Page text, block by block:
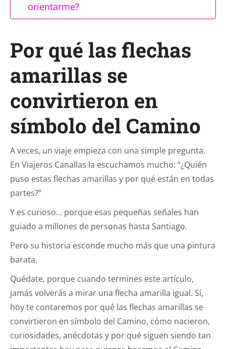
orientarme?
Por qué las flechas
amarillas se
convirtieron en
símbolo del Camino
A veces, un viaje empieza con una simple pregunta.
En Viajeros Canallas la escuchamos mucho: “¿Quién
puso estas flechas amarillas y por qué están en todas
partes?”
Y es curioso… porque esas pequeñas señales han
guiado a millones de personas hasta Santiago.
Pero su historia esconde mucho más que una pintura
barata.
Quédate, porque cuando termines este artículo,
jamás volverás a mirar una flecha amarilla igual. Sí,
hoy te contaremos por qué las flechas amarillas se
convirtieron en símbolo del Camino, cómo nacieron,
curiosidades, anécdotas y por qué siguen siendo tan